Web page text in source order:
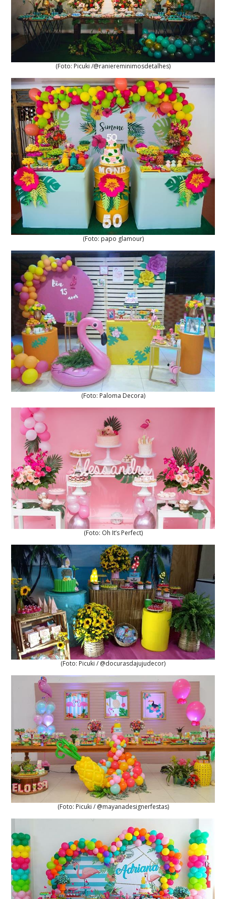
(Foto: Picuki /@raniereminimosdetalhes)
(Foto: papo glamour)
(Foto: Paloma Decora)
(Foto: Oh It’s Perfect)
(Foto: Picuki / @docurasdajujudecor)
(Foto: Picuki / @mayanadesignerfestas)